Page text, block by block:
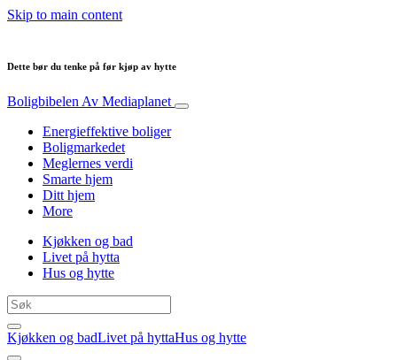
Skip to main content
Dette bør du tenke på før kjøp av hytte
Boligbibelen Av Mediaplanet
Energieffektive boliger
Boligmarkedet
Meglernes verdi
Smarte hjem
Ditt hjem
More
Kjøkken og bad
Livet på hytta
Hus og hytte
Kjøkken og badLivet på hyttaHus og hytte